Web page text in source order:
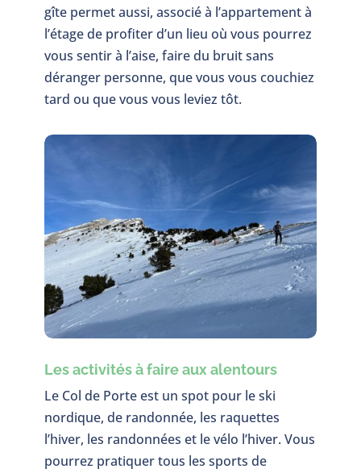
gîte permet aussi, associé à l’appartement à
l’étage de profiter d’un lieu où vous pourrez
vous sentir à l’aise, faire du bruit sans
déranger personne, que vous vous couchiez
tard ou que vous vous leviez tôt.
Les activités à faire aux alentours
Le Col de Porte est un spot pour le ski
nordique, de randonnée, les raquettes
l’hiver, les randonnées et le vélo l’hiver. Vous
pourrez pratiquer tous les sports de